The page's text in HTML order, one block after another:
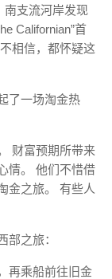
南支流河岸发现
Californian”首
相信，都怀疑这
了一场淘金热
财富预期所带来
情。 他们不惜借
金之旅。 有些人
部之旅：
再乘船前往旧金